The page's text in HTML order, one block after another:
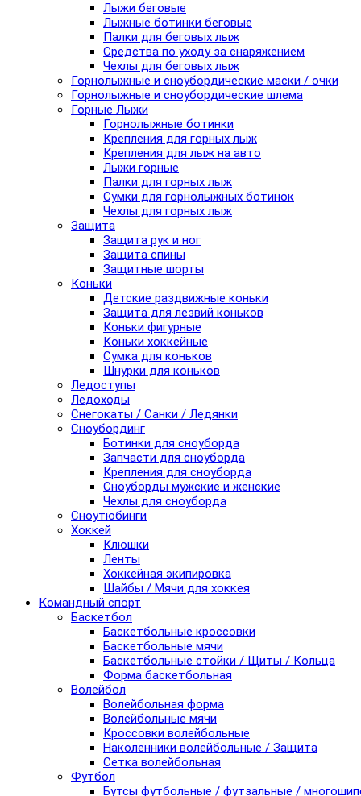
Лыжи беговые
Лыжные ботинки беговые
Палки для беговых лыж
Средства по уходу за снаряжением
Чехлы для беговых лыж
Горнолыжные и сноубордические маски / очки
Горнолыжные и сноубордические шлема
Горные Лыжи
Горнолыжные ботинки
Крепления для горных лыж
Крепления для лыж на авто
Лыжи горные
Палки для горных лыж
Сумки для горнолыжных ботинок
Чехлы для горных лыж
Защита
Защита рук и ног
Защита спины
Защитные шорты
Коньки
Детские раздвижные коньки
Защита для лезвий коньков
Коньки фигурные
Коньки хоккейные
Сумка для коньков
Шнурки для коньков
Ледоступы
Ледоходы
Снегокаты / Санки / Ледянки
Сноубординг
Ботинки для сноуборда
Запчасти для сноуборда
Крепления для сноуборда
Сноуборды мужские и женские
Чехлы для сноуборда
Сноутюбинги
Хоккей
Клюшки
Ленты
Хоккейная экипировка
Шайбы / Мячи для хоккея
Командный спорт
Баскетбол
Баскетбольные кроссовки
Баскетбольные мячи
Баскетбольные стойки / Щиты / Кольца
Форма баскетбольная
Волейбол
Волейбольная форма
Волейбольные мячи
Кроссовки волейбольные
Наколенники волейбольные / Защита
Сетка волейбольная
Футбол
Бутсы футбольные / футзальные /